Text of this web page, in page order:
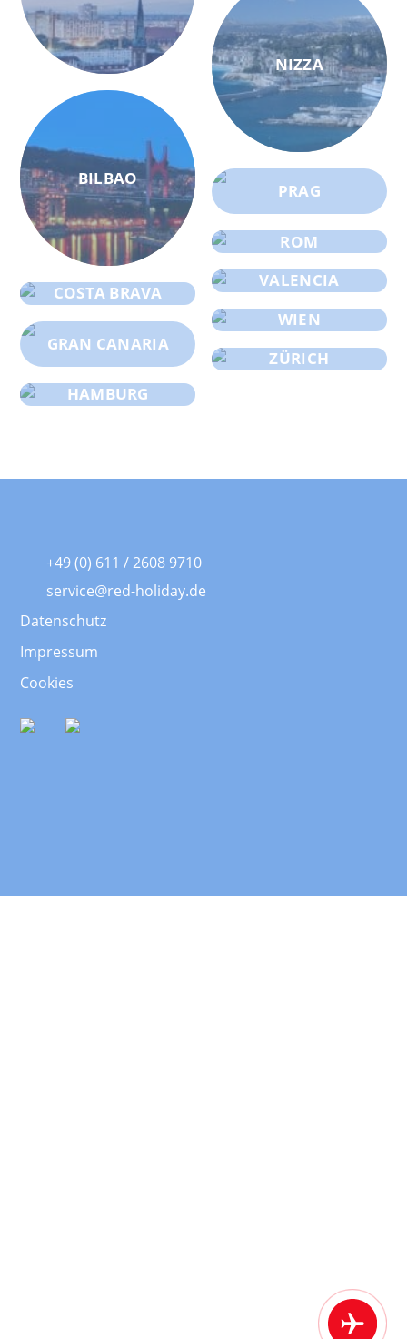
BILBAO
COSTA BRAVA
GRAN CANARIA
HAMBURG
NIZZA
PRAG
ROM
VALENCIA
WIEN
ZÜRICH
+49 (0) 611 / 2608 9710
service@red-holiday.de
Datenschutz
Impressum
Cookies